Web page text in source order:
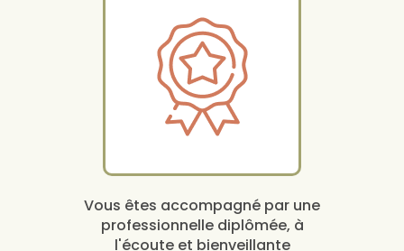
Vous êtes accompagné par une
professionnelle diplômée, à
l'écoute et bienveillante